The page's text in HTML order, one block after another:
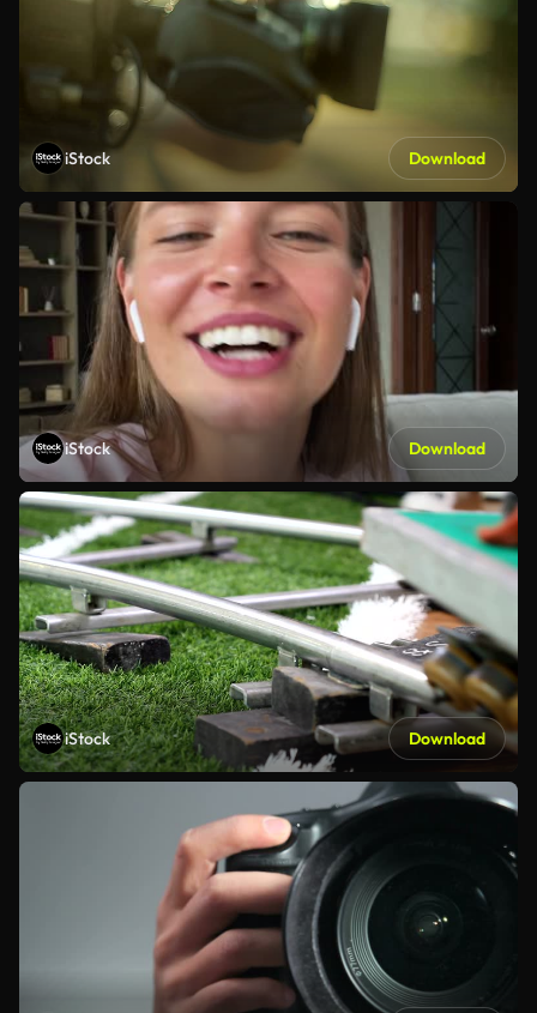
iStock Download
iStock Download
iStock Download